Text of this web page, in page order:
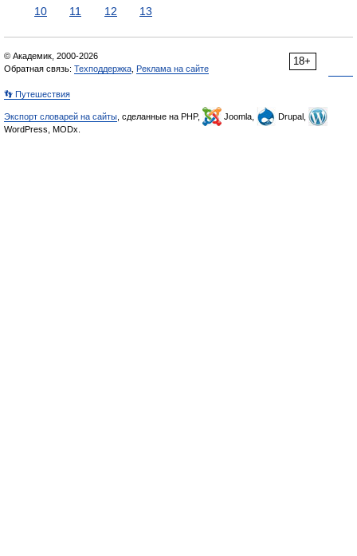
10
11 12 13
18+
© Академик, 2000-2026
Обратная связь: Техподдержка Реклама на сайте
👣 Путешествия
Экспорт словарей на сайты , сделанные на PHP, Joomla,
Drupal,
WordPress, MODx.